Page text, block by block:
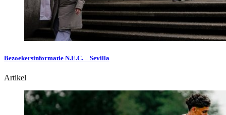
Bezoekersinformatie N.E.C. – Sevilla
Artikel